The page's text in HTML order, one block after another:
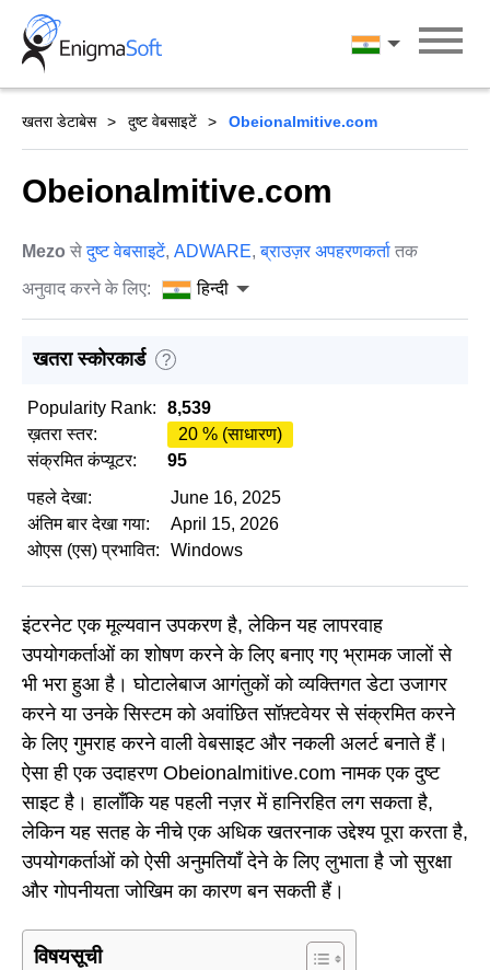
Skip
content
हिन्दी
खतरा डेटाबेस दुष्ट वेबसाइटें Obeionalmitive.com
Obeionalmitive.com
Mezo सेदुष्ट वेबसाइटें, ADWARE,ब्राउज़र अपहरणकर्ता तक
अनुवाद करने के लिए:
हिन्दी
खतरा स्कोरकार्ड ?
Popularity Rank:
8,539
ख़तरा स्तर:
20 % (साधारण)
संक्रमित कंप्यूटर:
95
पहले देखा:
June 16, 2025
अंतिम बार देखा गया:
April 15, 2026
ओएस (एस) प्रभावित:
Windows
इंटरनेट एक मूल्यवान उपकरण है, लेकिन यह लापरवाह
उपयोगकर्ताओं का शोषण करने के लिए बनाए गए भ्रामक जालों से
भी भरा हुआ है। घोटालेबाज आगंतुकों को व्यक्तिगत डेटा उजागर
करने या उनके सिस्टम को अवांछित सॉफ़्टवेयर से संक्रमित करने
के लिए गुमराह करने वाली वेबसाइट और नकली अलर्ट बनाते हैं।
ऐसा ही एक उदाहरण Obeionalmitive.com नामक एक दुष्ट
साइट है। हालाँकि यह पहली नज़र में हानिरहित लग सकता है,
लेकिन यह सतह के नीचे एक अधिक खतरनाक उद्देश्य पूरा करता है,
उपयोगकर्ताओं को ऐसी अनुमतियाँ देने के लिए लुभाता है जो सुरक्षा
और गोपनीयता जोखिम का कारण बन सकती हैं।
विषयसूची